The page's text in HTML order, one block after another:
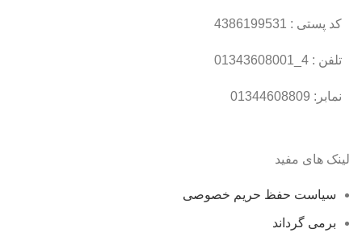
کد پستی : 4386199531
تلفن : 4_01343608001
نمابر: 01344608809
لینک های مفید
سیاست حفظ حریم خصوصی
برمی گرداند